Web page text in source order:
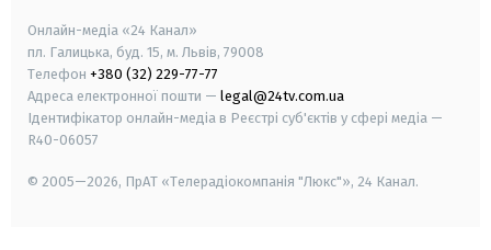
Онлайн-медіа «24 Канал»
пл. Галицька, буд. 15, м. Львів, 79008
Телефон +380 (32) 229-77-77
Адреса електронної пошти — legal@24tv.com.ua
Ідентифікатор онлайн-медіа в Реєстрі суб'єктів у сфері медіа —
R40-06057
© 2005—2026, ПрАТ «Телерадіокомпанія "Люкс"», 24 Канал.